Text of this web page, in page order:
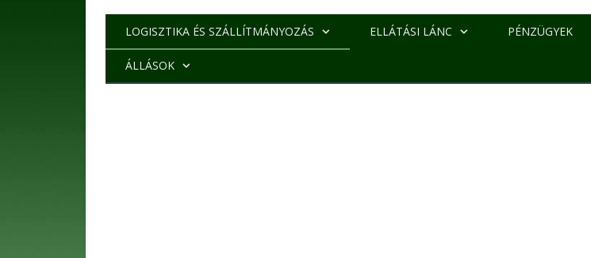
LOGISZTIKA ÉS SZÁLLÍTMÁNYOZÁS ELLÁTÁSI LÁNC PÉNZÜGYEK
ÁLLÁSOK